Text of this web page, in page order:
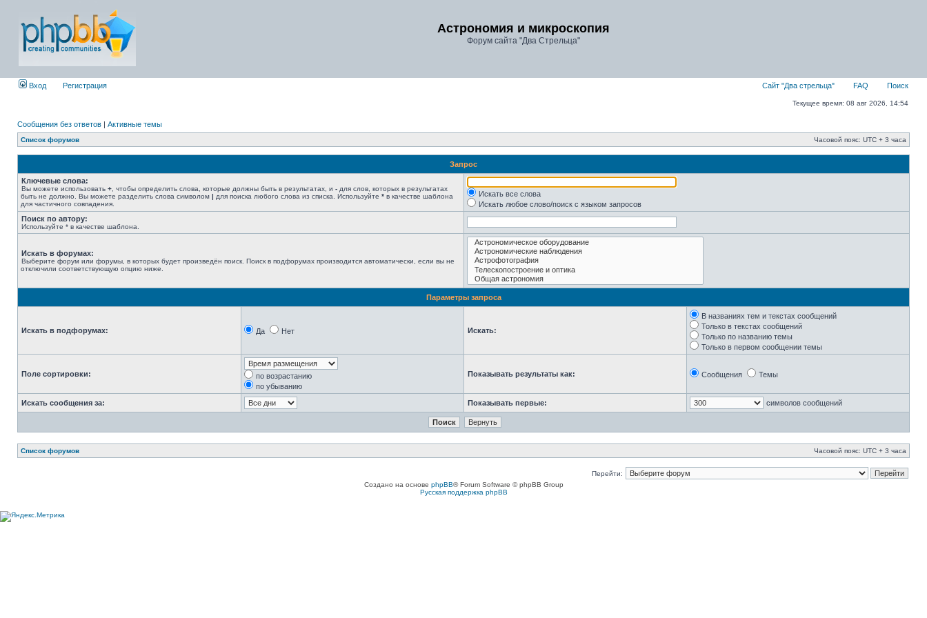
Астрономия и микроскопия
Форум сайта "Два Стрельца"
Вход Регистрация Сайт "Два стрельца" FAQ Поиск
Текущее время: 08 авг 2026, 14:54
Сообщения без ответов | Активные темы
Список форумов Часовой пояс: UTC + 3 часа
Запрос
Ключевые слова:
Вы можете использовать + , чтобы определить слова, которые должны быть в результатах, и - для слов, которых в результатах
быть не должно. Вы можете разделить слова символом | для поиска любого слова из списка. Используйте * в качестве шаблона
для частичного совпадения.
Искать все слова
Искать любое слово/поиск с языком запросов
Поиск по автору:
Используйте * в качестве шаблона.
Искать в форумах:
Выберите форум или форумы, в которых будет произведён поиск. Поиск в подфорумах производится автоматически, если вы не
отключили соответствующую опцию ниже.
Параметры запроса
Искать в подфорумах: Да Нет Искать:
В названиях тем и текстах сообщений
Только в текстах сообщений
Только по названию темы
Только в первом сообщении темы
Поле сортировки:
по возрастанию
по убыванию
Показывать результаты как: Сообщения Темы
Искать сообщения за: Показывать первые: символов сообщений
Список форумов Часовой пояс: UTC + 3 часа
Перейти:
Создано на основе phpBB® Forum Software © phpBB Group
Русская поддержка phpBB